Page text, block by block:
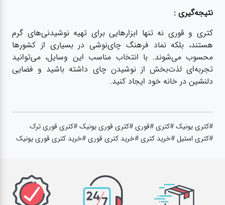
نتیجه‌گیری :
کتری و قوری نه تنها ابزارهایی برای تهیه نوشیدنی‌های گرم
هستند، بلکه نماد فرهنگ چای‌نوشی در بسیاری از کشورها
محسوب می‌شوند. با انتخاب مناسب این وسایل، می‌توانید
تجربه‌ای لذت‌بخش از نوشیدن چای داشته باشید و فضایی
دلنشین در خانه خود ایجاد کنید.
#کتری یونیک #کتری #قوری #کتری قوری یونیک #کتری قوری ترک
#کتری استیل #خرید کتری #خرید کتری قوری #خرید کتری قوری یونیک